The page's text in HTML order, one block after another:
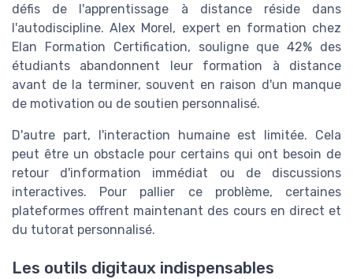
défis de l'apprentissage à distance réside dans
l'autodiscipline. Alex Morel, expert en formation chez
Elan Formation Certification, souligne que 42% des
étudiants abandonnent leur formation à distance
avant de la terminer, souvent en raison d'un manque
de motivation ou de soutien personnalisé.
D'autre part, l'interaction humaine est limitée. Cela
peut être un obstacle pour certains qui ont besoin de
retour d'information immédiat ou de discussions
interactives. Pour pallier ce problème, certaines
plateformes offrent maintenant des cours en direct et
du tutorat personnalisé.
Les outils digitaux indispensables